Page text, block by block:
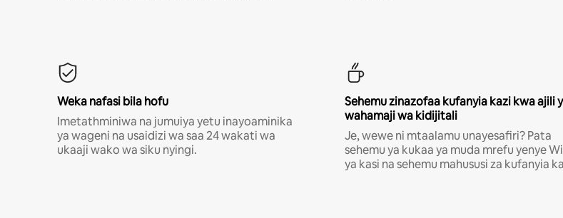
Weka nafasi bila hofu
Imetathminiwa na jumuiya yetu inayoaminika
ya wageni na usaidizi wa saa 24 wakati wa
ukaaji wako wa siku nyingi.
Sehemu zinazofaa kufanyia kazi kwa ajili
wahamaji wa kidijitali
Je, wewe ni mtaalamu unayesafiri? Pata
sehemu ya kukaa ya muda mrefu yenye
ya kasi na sehemu mahususi za kufanyia